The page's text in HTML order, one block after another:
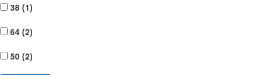
38 (1)
64 (2)
50 (2)